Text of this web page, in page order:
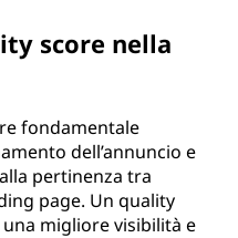
score nella
fondamentale
dell’annuncio e
pertinenza tra
page. Un quality
migliore visibilità e